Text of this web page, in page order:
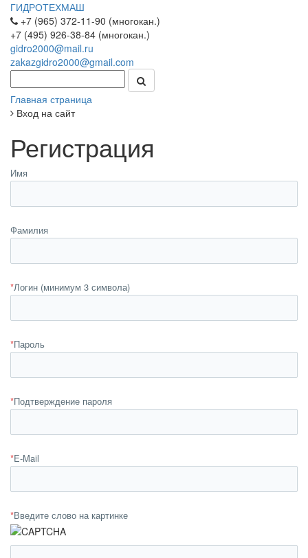
ГИДРОТЕХМАШ
+7 (965) 372-11-90 (многокан.)
+7 (495) 926-38-84 (многокан.)
gidro2000@mail.ru
zakazgidro2000@gmail.com
Главная страница
Вход на сайт
Регистрация
Имя
Фамилия
*Логин (минимум 3 символа)
*Пароль
*Подтверждение пароля
*E-Mail
*Введите слово на картинке